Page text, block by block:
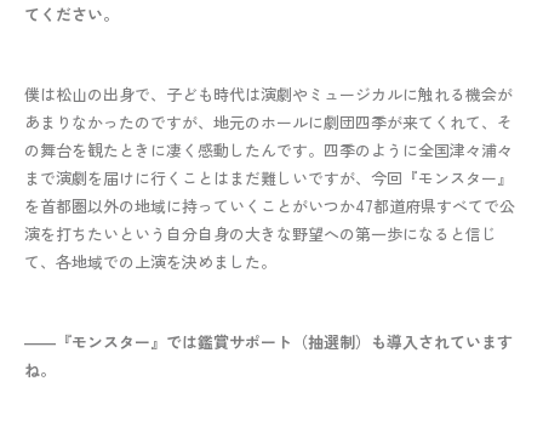
てください。
僕は松山の出身で、子ども時代は演劇やミュージカルに触れる機会が
あまりなかったのですが、地元のホールに劇団四季が来てくれて、そ
の舞台を観たときに凄く感動したんです。四季のように全国津々浦々
まで演劇を届けに行くことはまだ難しいですが、今回『モンスター』
を首都圏以外の地域に持っていくことがいつか47都道府県すべてで公
演を打ちたいという自分自身の大きな野望への第一歩になると信じ
て、各地域での上演を決めました。
――『モンスター』では鑑賞サポート（抽選制）も導入されています
ね。